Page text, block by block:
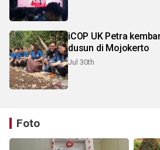
iCOP UK Petra
dusun di Mojokerto
Jul 30th
Foto